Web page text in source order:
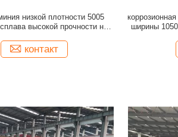
низкой плотности 5005
высокой прочности на
контакт
ширины